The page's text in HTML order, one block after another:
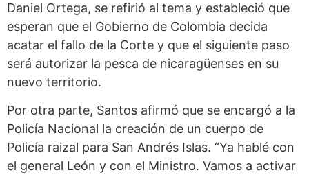
Daniel Ortega, se refirió al tema y estableció que
esperan que el Gobierno de Colombia decida
acatar el fallo de la Corte y que el siguiente paso
será autorizar la pesca de nicaragüenses en su
nuevo territorio.
Por otra parte, Santos afirmó que se encargó a la
Policía Nacional la creación de un cuerpo de
Policía raizal para San Andrés Islas. “Ya hablé con
el general León y con el Ministro. Vamos a activar